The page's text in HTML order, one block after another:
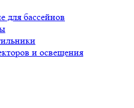
для бассейнов
и освещения